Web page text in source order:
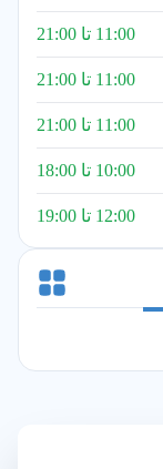
11:00 تا 21:00
11:00 تا 21:00
11:00 تا 21:00
10:00 تا 18:00
12:00 تا 19:00